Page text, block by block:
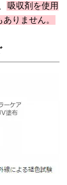
吸収剤を使用
りません。